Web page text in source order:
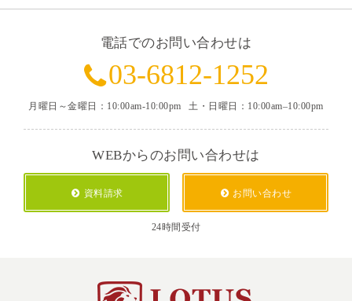
電話でのお問い合わせは
03-6812-1252
月曜日～金曜日：10:00am-10:00pm 土・日曜日：10:00am–10:00pm
WEBからのお問い合わせは
資料請求 お問い合わせ
24時間受付